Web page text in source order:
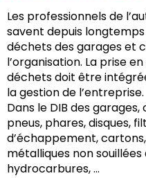
Les professionnels de
savent depuis longtemps
déchets des garages et
l’organisation. La prise
déchets doit être
la gestion de l’entreprise.
Dans le DIB des
pneus, phares, disques,
d’échappement,
métalliques non souillées
hydrocarbures, …